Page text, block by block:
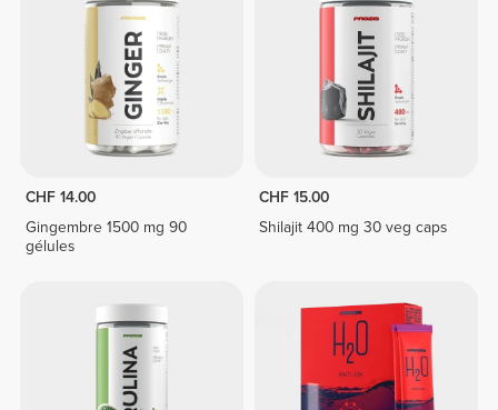
CHF 14.00
Gingembre 1500 mg 90
gélules
CHF 15.00
Shilajit 400 mg 30 veg caps